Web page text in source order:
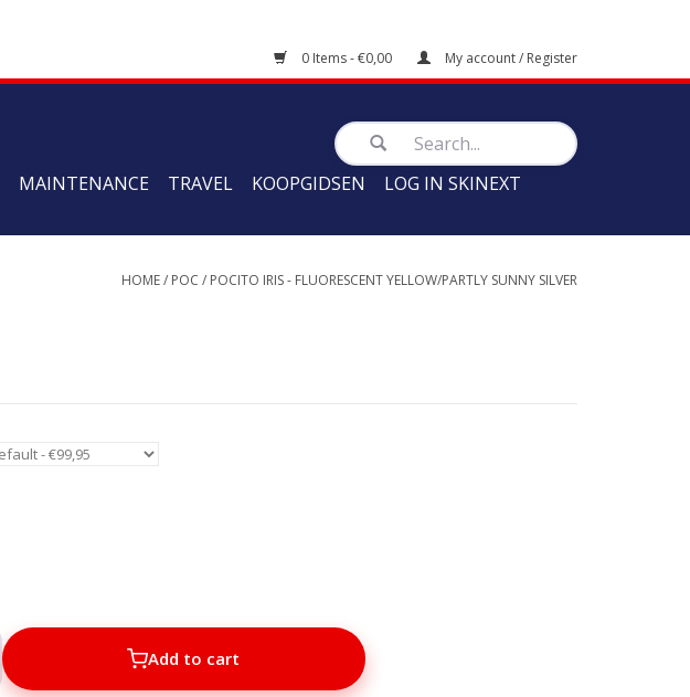
0 Items - €0,00 My account / Register
MAINTENANCE TRAVEL KOOPGIDSEN LOG IN SKINEXT
HOME/ POC / POCITO IRIS - FLUORESCENT YELLOW/PARTLY SUNNY SILVER
Add to cart